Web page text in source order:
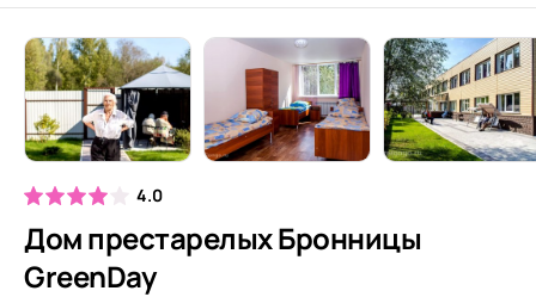
4.0
Дом престарелых Бронницы
GreenDay